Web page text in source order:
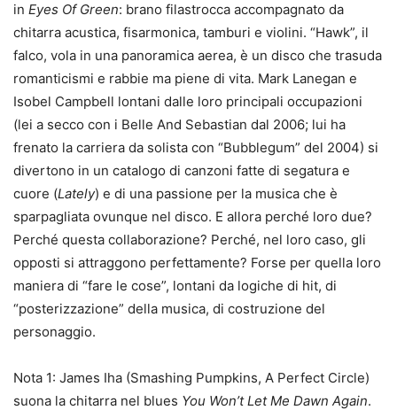
in Eyes Of Green: brano filastrocca accompagnato da
chitarra acustica, fisarmonica, tamburi e violini. “Hawk”, il
falco, vola in una panoramica aerea, è un disco che trasuda
romanticismi e rabbie ma piene di vita. Mark Lanegan e
Isobel Campbell lontani dalle loro principali occupazioni
(lei a secco con i Belle And Sebastian dal 2006; lui ha
frenato la carriera da solista con “Bubblegum” del 2004) si
divertono in un catalogo di canzoni fatte di segatura e
cuore (Lately) e di una passione per la musica che è
sparpagliata ovunque nel disco. E allora perché loro due?
Perché questa collaborazione? Perché, nel loro caso, gli
opposti si attraggono perfettamente? Forse per quella loro
maniera di “fare le cose”, lontani da logiche di hit, di
“posterizzazione” della musica, di costruzione del
personaggio.
Nota 1: James Iha (Smashing Pumpkins, A Perfect Circle)
suona la chitarra nel blues You Won’t Let Me Dawn Again.